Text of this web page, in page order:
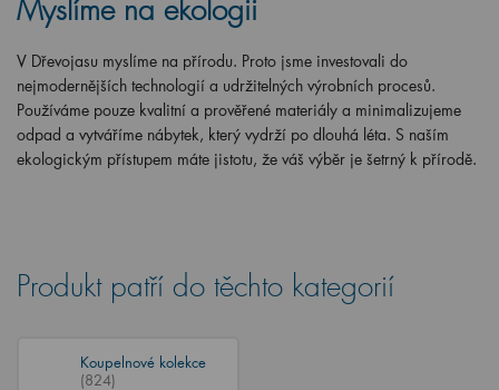
Myslíme na ekologii
V Dřevojasu myslíme na přírodu. Proto jsme investovali do
nejmodernějších technologií a udržitelných výrobních procesů.
Používáme pouze kvalitní a prověřené materiály a minimalizujeme
odpad a vytváříme nábytek, který vydrží po dlouhá léta. S naším
ekologickým přístupem máte jistotu, že váš výběr je šetrný k přírodě.
Produkt patří do těchto kategorií
Koupelnové kolekce
(824)